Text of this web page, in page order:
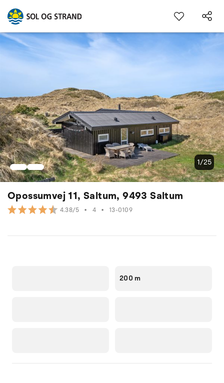
Opossumvej 11, Saltum, 9493 Saltum
4.38/5 • 4 • 13-0109
1/25
200 m